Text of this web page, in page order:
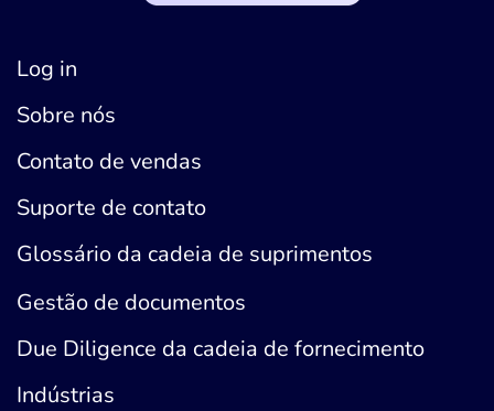
Log in
Sobre nós
Contato de vendas
Suporte de contato
Glossário da cadeia de suprimentos
Gestão de documentos
Due Diligence da cadeia de fornecimento
Indústrias